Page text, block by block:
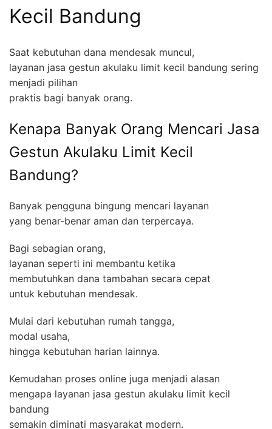
Kecil Bandung
Saat kebutuhan dana mendesak muncul,
layanan jasa gestun akulaku limit kecil bandung sering
menjadi pilihan
praktis bagi banyak orang.
Kenapa Banyak Orang Mencari Jasa
Gestun Akulaku Limit Kecil
Bandung?
Banyak pengguna bingung mencari layanan
yang benar-benar aman dan terpercaya.
Bagi sebagian orang,
layanan seperti ini membantu ketika
membutuhkan dana tambahan secara cepat
untuk kebutuhan mendesak.
Mulai dari kebutuhan rumah tangga,
modal usaha,
hingga kebutuhan harian lainnya.
Kemudahan proses online juga menjadi alasan
mengapa layanan jasa gestun akulaku limit kecil
bandung
semakin diminati masyarakat modern.